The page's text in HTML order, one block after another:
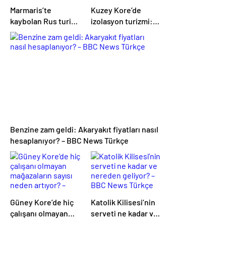
Marmaris’te
kaybolan Rus turist
bulundu
Kuzey Kore’de
izolasyon turizmi:
Terk edilmiş tatil
köyleri ve sıkı
Benzine zam geldi: Akaryakıt fiyatları nasıl
hesaplanıyor? – BBC News Türkçe
Güney Kore’de hiç
çalışanı olmayan
Katolik Kilisesi’nin
serveti ne kadar ve